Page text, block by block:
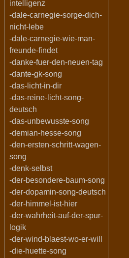
intelligenz
-dale-carnegie-sorge-dich-
nicht-lebe
-dale-carnegie-wie-man-
freunde-findet
-danke-fuer-den-neuen-tag
-dante-gk-song
-das-licht-in-dir
-das-reine-licht-song-
deutsch
-das-unbewusste-song
-demian-hesse-song
-den-ersten-schritt-wagen-
song
-denk-selbst
-der-besondere-baum-song
-der-dopamin-song-deutsch
-der-himmel-ist-hier
-der-wahrheit-auf-der-spur-
logik
-der-wind-blaest-wo-er-will
-die-huette-song